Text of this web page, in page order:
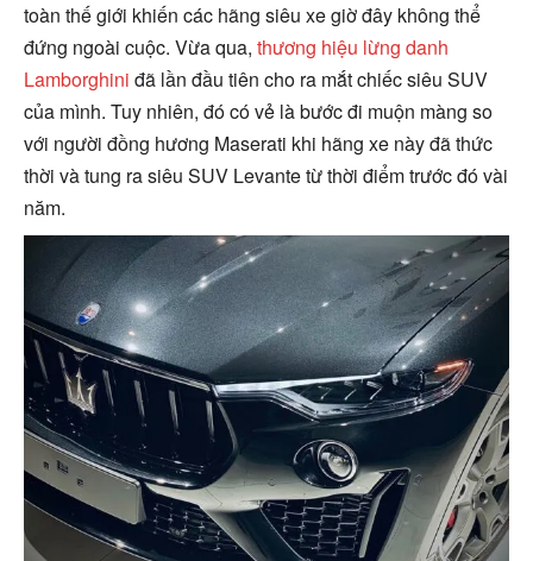
toàn thế giới khiến các hãng siêu xe giờ đây không thể
đứng ngoài cuộc. Vừa qua, thương hiệu lừng danh
Lamborghini đã lần đầu tiên cho ra mắt chiếc siêu SUV
của mình. Tuy nhiên, đó có vẻ là bước đi muộn màng so
với người đồng hương Maserati khi hãng xe này đã thức
thời và tung ra siêu SUV Levante từ thời điểm trước đó vài
năm.